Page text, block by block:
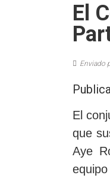
El
Enviado
El
que
Aye